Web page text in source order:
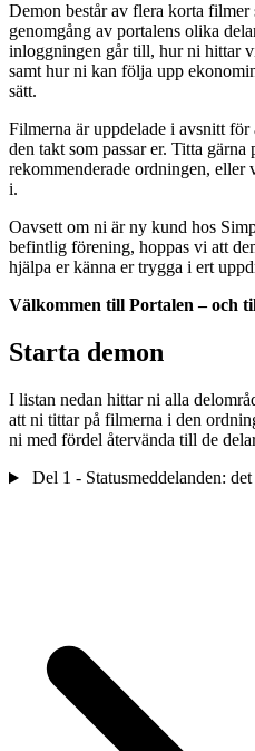
Demon består av flera korta
genomgång av portalens olika
inloggningen går till, hur ni hittar
samt hur ni kan följa upp
sätt.
Filmerna är uppdelade i avsnitt
den takt som passar er. Titta gärna
rekommenderade ordningen,
i.
Oavsett om ni är ny kund hos
befintlig förening, hoppas vi att
hjälpa er känna er trygga i ert
Välkommen till Portalen – och
Starta demon
I listan nedan hittar ni alla
att ni tittar på filmerna i den
ni med fördel återvända till de
Del 1 - Statusmeddelanden: